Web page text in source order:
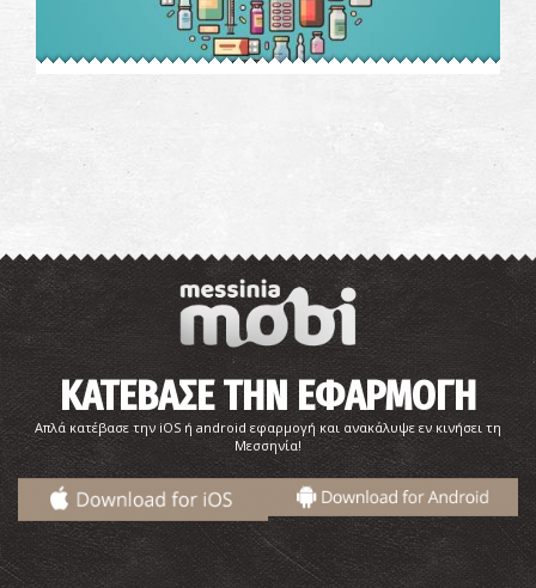
Φαρμακείο Ζερβή - Βλαχόπουλο
ΦΑΡΜΑΚΕΙΑ ~5.3Km
ΚΑΤΕΒΑΣΕ ΤΗΝ ΕΦΑΡΜΟΓΗ
Απλά κατέβασε την iOS ή android εφαρμογή και ανακάλυψε εν κινήσει τη
Μεσσηνία!